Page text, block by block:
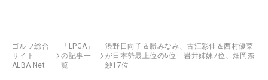
ゴルフ総合
サイト
ALBA Net
「LPGA」
の記事一
覧
渋野日向子＆勝みなみ、古江彩佳＆西村優菜
が日本勢最上位の5位 岩井姉妹7位、畑岡奈
紗17位